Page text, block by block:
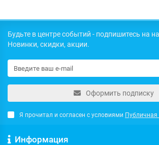
Будьте в центре событий - подпишитесь на
Новинки, скидки, акции.
Оформить подписку
Я прочитал и согласен с условиями Публичная
Информация